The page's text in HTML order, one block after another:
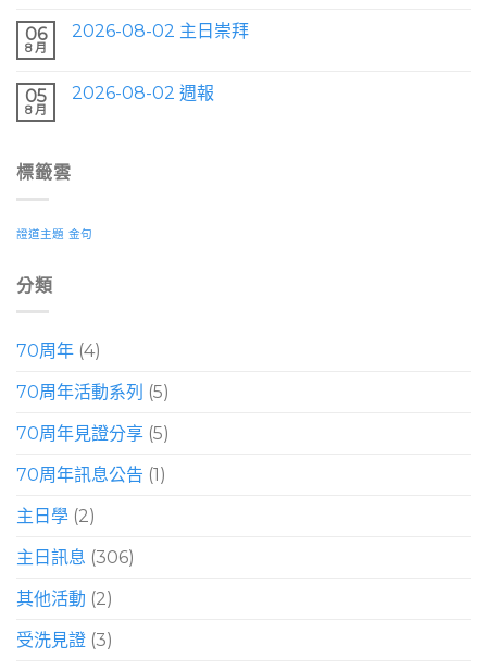
06
8 月
2026-08-02 主日崇拜
05
8 月
2026-08-02 週報
標籤雲
證道主題 金句
分類
70周年 (4)
70周年活動系列 (5)
70周年見證分享 (5)
70周年訊息公告 (1)
主日學 (2)
主日訊息 (306)
其他活動 (2)
受洗見證 (3)